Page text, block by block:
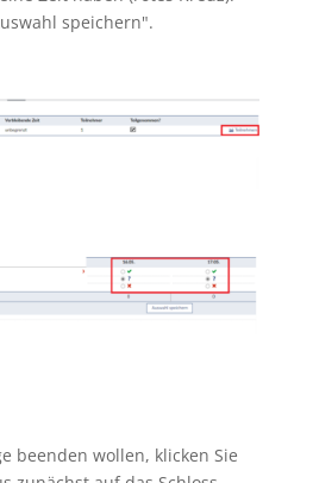
speichern".
beenden wollen, klicken Sie